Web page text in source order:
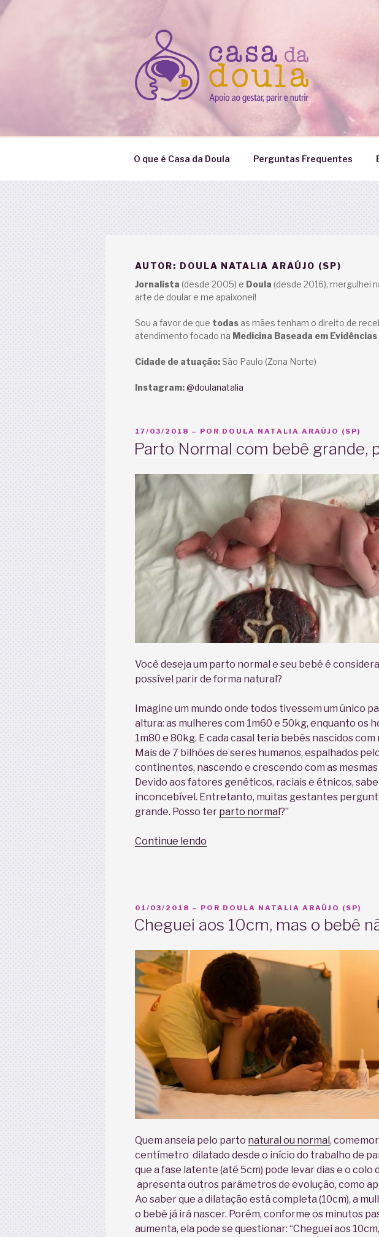
Pular
O que é Casa da Doula Perguntas Frequentes
AUTOR: DOULA NATALIA ARAÚJO (SP)
Jornalista (desde 2005) e Doula (desde 2016), mergulhei
arte de doular e me apaixonei!
Sou a favor de que todas as mães tenham o direito de
atendimento focado na Medicina Baseada em Evidências
Cidade de atuação:São Paulo (Zona Norte)
Instagram:@doulanatalia
PUBLICADO
17/03/2018 – POR DOULA NATALIA ARAÚJO (SP)
Parto Normal com bebê grande,
Você deseja um parto normal e seu bebê é
possível parir de forma natural?
Imagine um mundo onde todos tivessem um único
altura: as mulheres com 1m60 e 50kg, enquanto os
1m80 e 80kg. E cada casal teria bebês nascidos com
Mais de 7 bilhões de seres humanos, espalhados
continentes, nascendo e crescendo com as
Devido aos fatores genéticos, raciais e étnicos,
inconcebível. Entretanto, muitas gestantes
grande. Posso ter parto normal?”
Continue lendo
posso
ter?”
PUBLICADO
01/03/2018 – POR DOULA NATALIA ARAÚJO (SP)
Cheguei aos 10cm, mas o bebê
Quem anseia pelo parto natural ou normal,
centímetro dilatado desde o início do trabalho de
que a fase latente (até 5cm) pode levar dias e o colo
apresenta outros parâmetros de evolução, como
Ao saber que a dilatação está completa (10cm), a
o bebê já irá nascer. Porém, conforme os minutos
aumenta, ela pode se questionar: “Cheguei aos